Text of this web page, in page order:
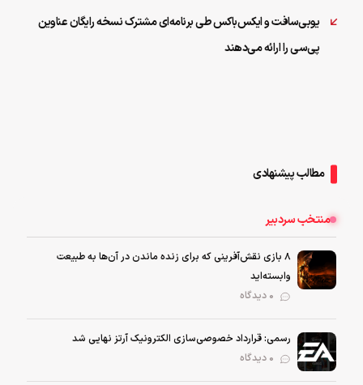
یوبی‌سافت و ایکس‌باکس طی برنامه‌ای‌ مشترک نسخه رایگان عناوین
پی‌سی را ارائه می‌دهند
مطالب پیشنهادی
منتخب سردبیر
۸ بازی نقش‌آفرینی که برای زنده ماندن در آن‌ها به طبیعت
وابسته‌اید
رسمی: قرارداد خصوصی‌سازی الکترونیک آرتز نهایی شد